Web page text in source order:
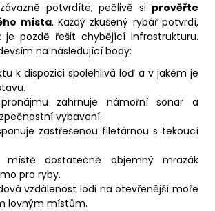
potvrdíte, pečlivě si prověřte
místa. Každý zkušený rybář potvrdí,
pozdě řešit chybějící infrastrukturu.
na následující body:
k dispozici spolehlivá loď a v jakém je
zahrnuje námořní sonar a
vybavení.
zastřešenou filetárnou s tekoucí
dostatečně objemný mrazák
pro ryby.
vzdálenost lodi na otevřenější moře
lovným místům.